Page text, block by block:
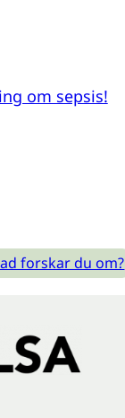
om sepsis!
forskar du om?